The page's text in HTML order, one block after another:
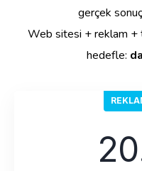
gerçek
Web sitesi + reklam
hedefle: